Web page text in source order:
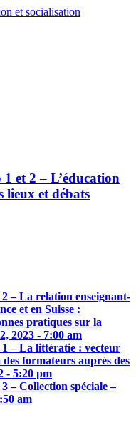
et 2 – L’éducation
lieux et débats
– La relation enseignant-
et en Suisse :
pratiques sur la
2023 - 7:00 am
– La littératie : vecteur
formateurs auprès des
- 5:20 pm
– Collection spéciale –
am